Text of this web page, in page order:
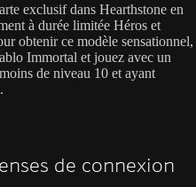
exclusif dans Hearthstone en
à durée limitée Héros et
obtenir ce modèle sensationnel,
Immortal et jouez avec un
de niveau 10 et ayant
de connexion